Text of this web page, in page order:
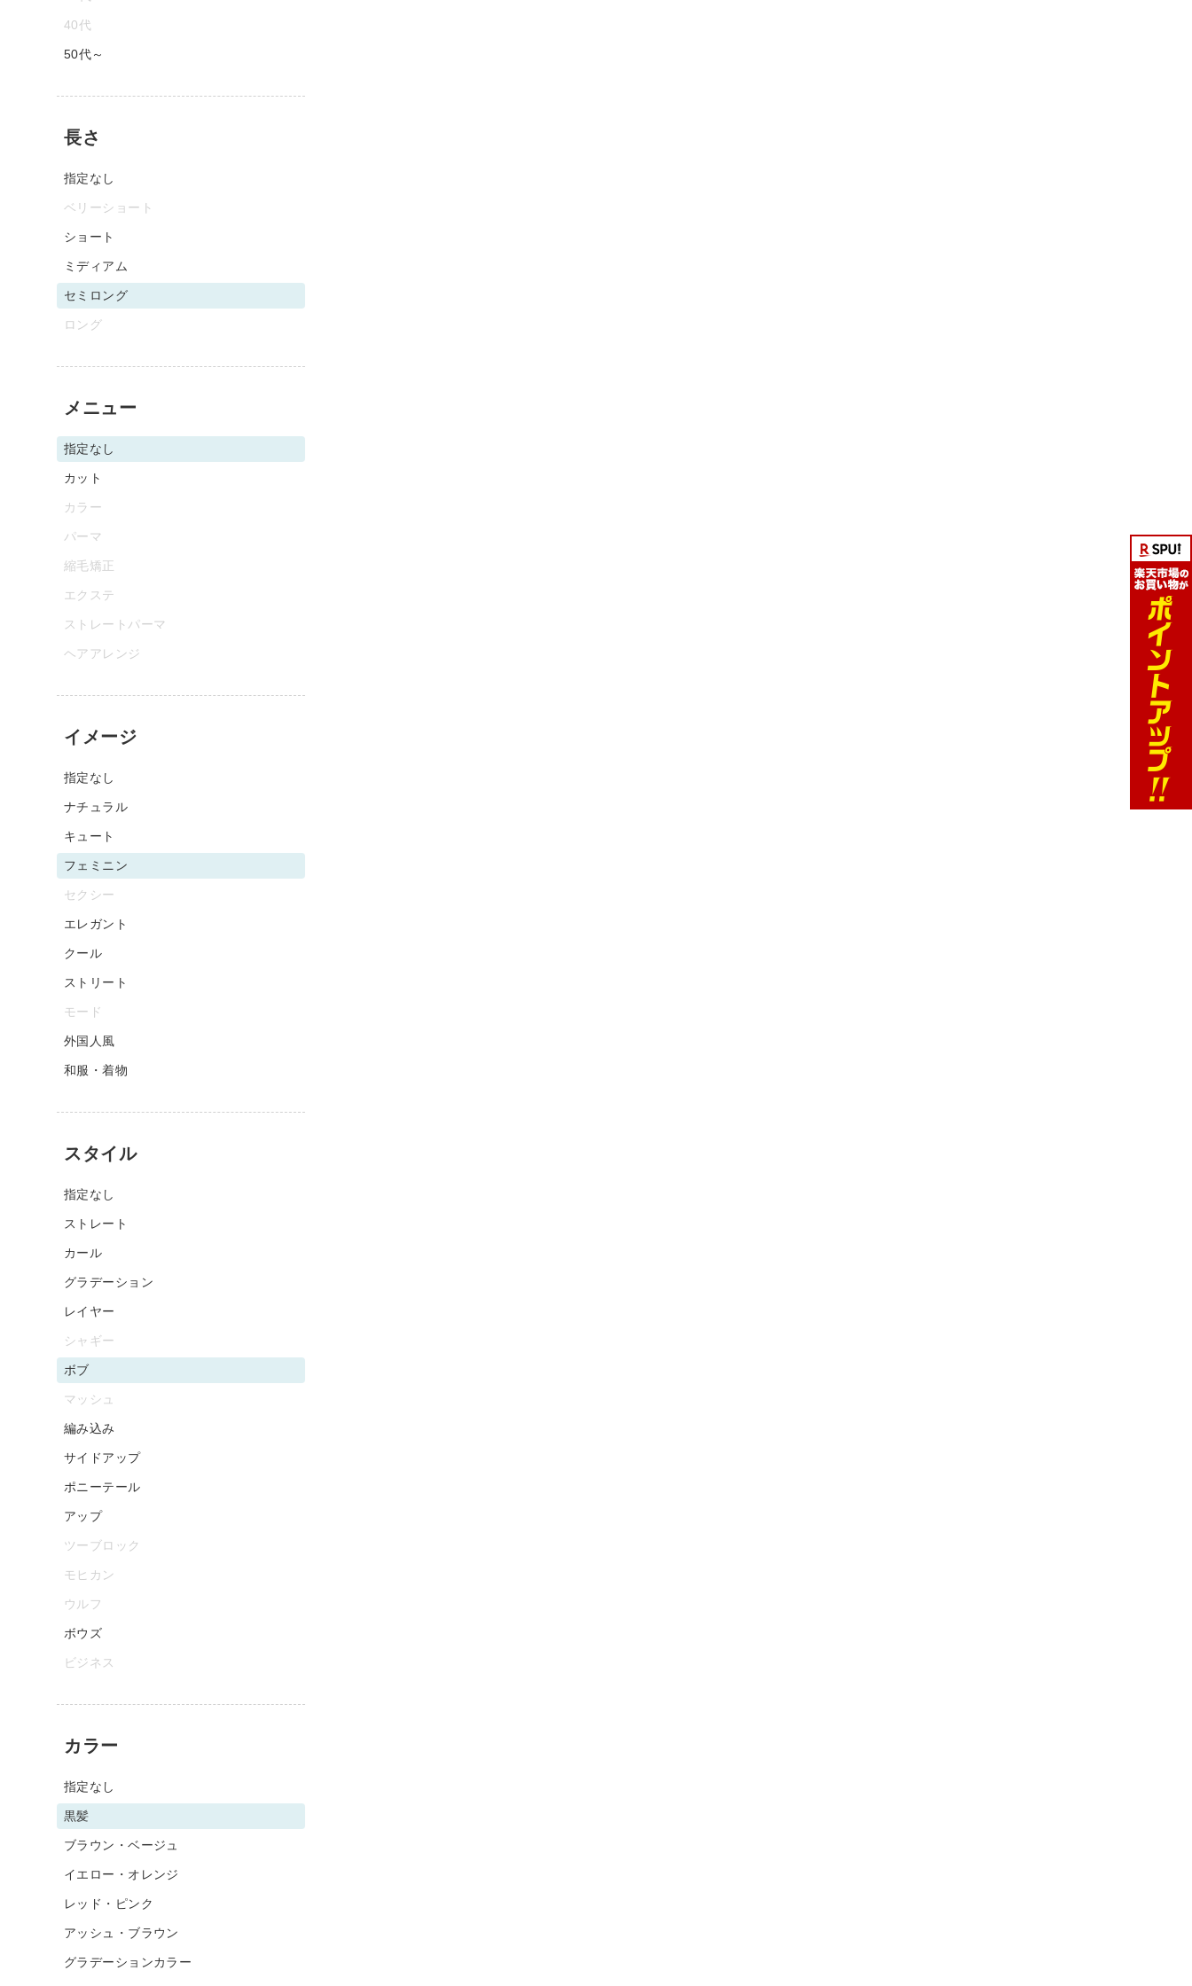
40代
50代～
長さ
指定なし
ベリーショート
ショート
ミディアム
セミロング
ロング
メニュー
指定なし
カット
カラー
パーマ
縮毛矯正
エクステ
ストレートパーマ
ヘアアレンジ
イメージ
指定なし
ナチュラル
キュート
フェミニン
セクシー
エレガント
クール
ストリート
モード
外国人風
和服・着物
スタイル
指定なし
ストレート
カール
グラデーション
レイヤー
シャギー
ボブ
マッシュ
編み込み
サイドアップ
ポニーテール
アップ
ツーブロック
モヒカン
ウルフ
ボウズ
ビジネス
カラー
指定なし
黒髪
ブラウン・ベージュ
イエロー・オレンジ
レッド・ピンク
アッシュ・ブラウン
グラデーションカラー